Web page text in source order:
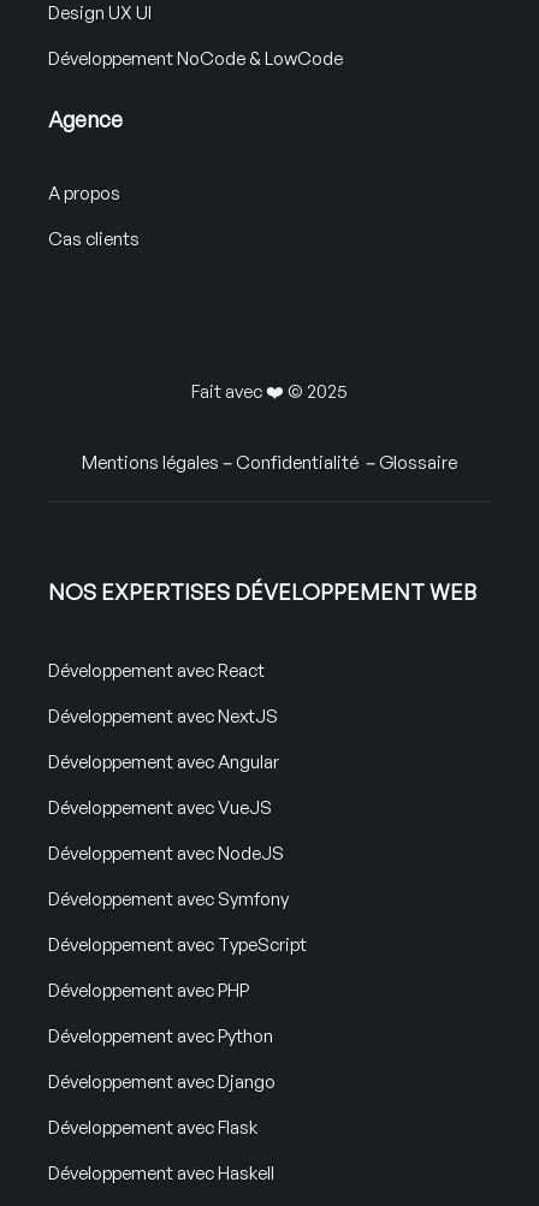
Design UX UI
Développement NoCode & LowCode
Agence
A propos
Cas clients
Fait avec ❤️ © 2025
Mentions légales –Confidentialité – Glossaire
NOS EXPERTISES DÉVELOPPEMENT WEB
Développement avec React
Développement avec NextJS
Développement avec Angular
Développement avec VueJS
Développement avec NodeJS
Développement avec Symfony
Développement avec TypeScript
Développement avec PHP
Développement avec Python
Développement avec Django
Développement avec Flask
Développement avec Haskell